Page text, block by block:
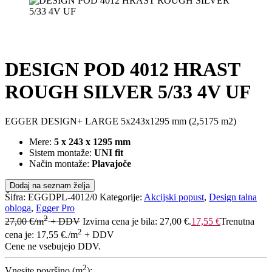
DESIGN POD 4012 HRAST
ROUGH SILVER 5/33 4V UF
EGGER DESIGN+ LARGE 5x243x1295 mm (2,5175 m2)
Mere: 5 x 243 x 1295 mm
Sistem montaže: UNI fit
Način montaže: Plavajoče
Dodaj na seznam želja
Šifra: EGGDPL-4012/0 Kategorije: Akcijski popust, Design talna
obloga, Egger Pro
27,00€/m2+ DDV Izvirna cena je bila: 27,00 €.17,55 €Trenutna
cena je: 17,55 €./m2 + DDV
Cene ne vsebujejo DDV.
2